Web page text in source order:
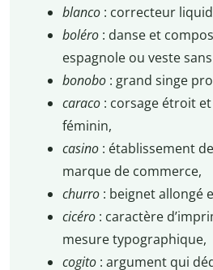
blanco : correcteur
boléro : danse et
espagnole ou veste
bonobo : grand singe
caraco : corsage étroit
féminin,
casino : établissement
marque de commerce,
churro : beignet allongé
cicéro : caractère
mesure typographique,
cogito : argument qui